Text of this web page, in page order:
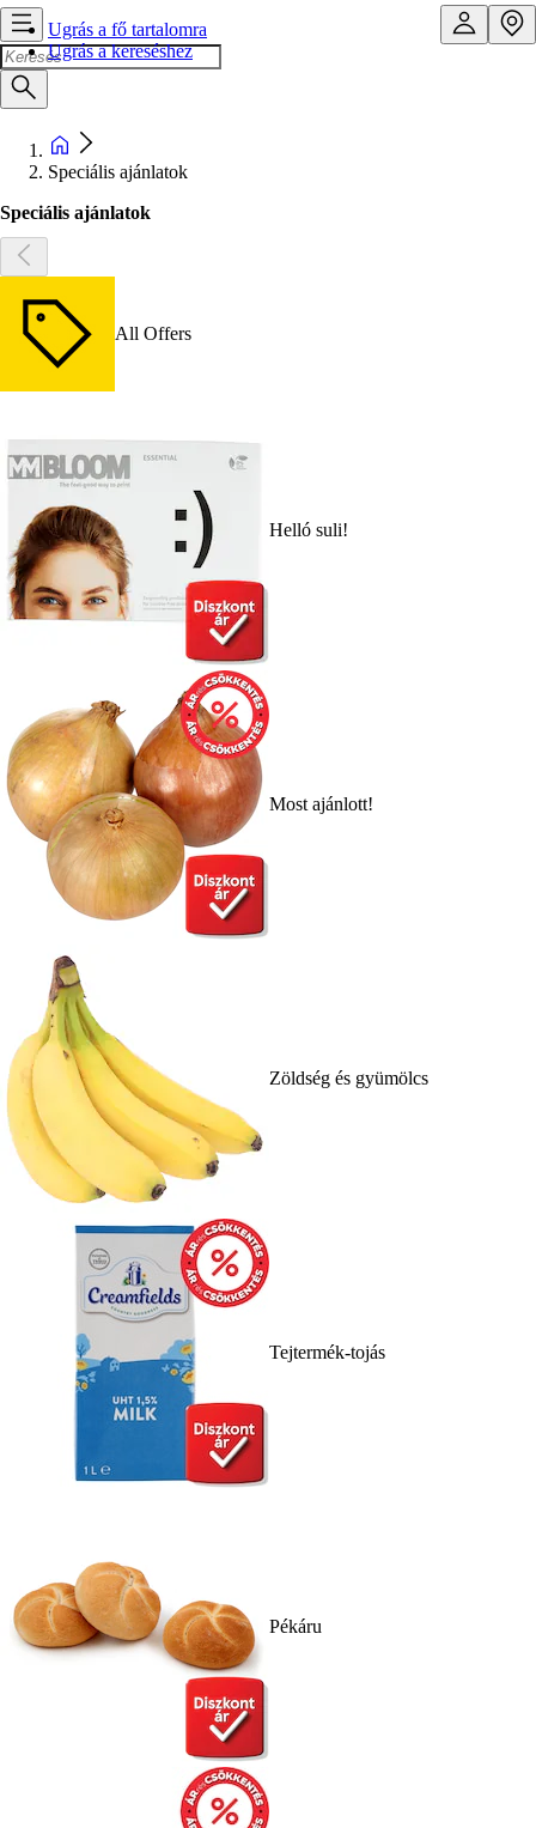
Ugrás a fő tartalomra
Ugrás a kereséshez
Speciális ajánlatok
Speciális ajánlatok
All Offers
Helló suli!
Most ajánlott!
Zöldség és gyümölcs
Tejtermék-tojás
Pékáru